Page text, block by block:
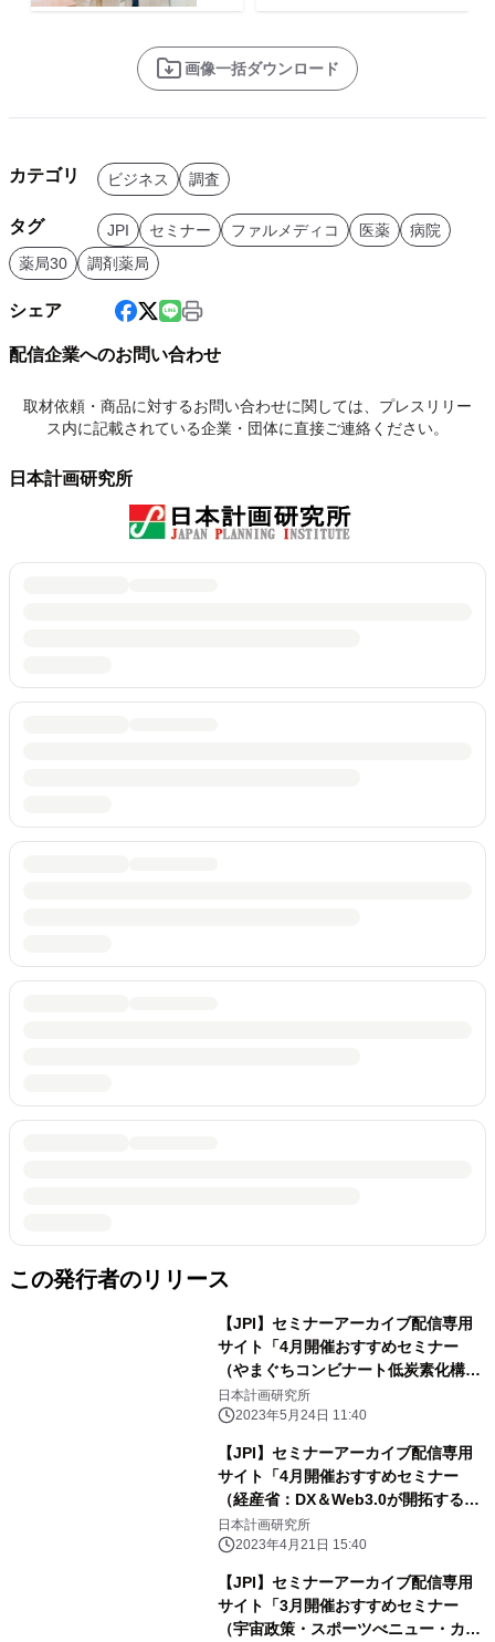
画像一括ダウンロード
カテゴリ ビジネス 調査
タグ JPI セミナー ファルメディコ 医薬
病院
薬局30
調剤薬局
シェア
配信企業へのお問い合わせ
取材依頼・商品に対するお問い合わせに関しては、プレスリリー
ス内に記載されている企業・団体に直接ご連絡ください。
日本計画研究所
この発行者のリリース
【JPI】セミナーアーカイブ配信専用
サイト「4月開催おすすめセミナー
（やまぐちコンビナート低炭素化構
想、商船三井のLNG・LNG船事業、再
エネ発電事業・投資の最前線）」のご
日本計画研究所
2023年5月24日 11:40
【JPI】セミナーアーカイブ配信専用
サイト「4月開催おすすめセミナー
（経産省：DX＆Web3.0が開拓するス
ポーツ産業、関西電力の電力ビジネス
展望、日本の宇宙ビジネス展望）」の
日本計画研究所
2023年4月21日 15:40
【JPI】セミナーアーカイブ配信専用
サイト「3月開催おすすめセミナー
（宇宙政策・スポーツべニュー・カー